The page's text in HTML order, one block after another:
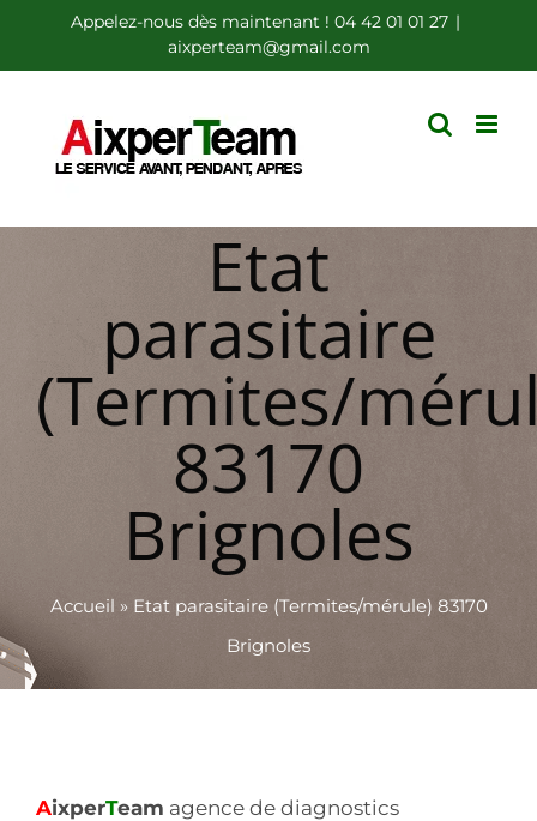
au
contenu
Appelez-nous dès maintenant ! 04 42 01 01 27 |
aixperteam@gmail.com
Etat
parasitaire
(Termites/
83170
Brignoles
Accueil » Etat parasitaire (Termites/mérule) 83170
Brignoles
AixperTeam agence de diagnostics